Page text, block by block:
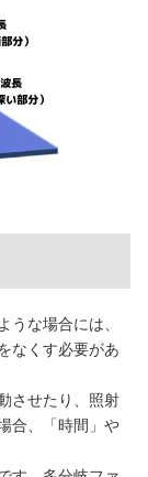
な場合には、
なくす必要があ
させたり、照射
合、「時間」や